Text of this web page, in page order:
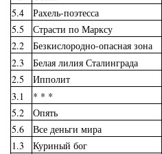
5.4
Рахель-поэтесса
5.5
Страсти по Марксу
2.2
Безкислородно-опасная зона
2.3
Белая лилия Сталинграда
2.5
Ипполит
3.1
* * *
5.2
Опять
5.6
Все деньги мира
1.3
Куриный бог